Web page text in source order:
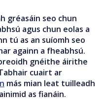
gréasáin seo chun
agus chun eolas a
tú as an suíomh seo
againn a fheabhsú.
gnéithe áirithe
cuairt ar
más mian leat tuilleadh
as fianáin.